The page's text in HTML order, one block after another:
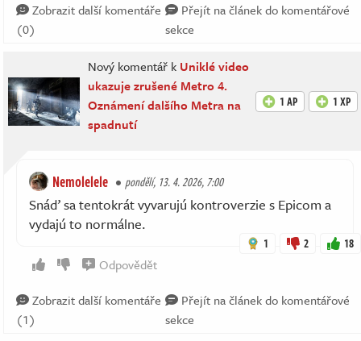
Zobrazit další komentáře
(0)
Přejít na článek do komentářové
sekce
Nový komentář k Uniklé video
ukazuje zrušené Metro 4.
Oznámení dalšího Metra na
spadnutí
1 AP 1 XP
Nemolelele pondělí, 13. 4. 2026, 7:00
Snáď sa tentokrát vyvarujú kontroverzie s Epicom a
vydajú to normálne.
1 2 18
Odpovědět
Zobrazit další komentáře
(1)
Přejít na článek do komentářové
sekce